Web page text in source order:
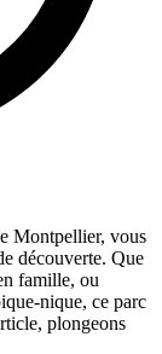
Montpellier, vous
découverte. Que
famille, ou
nique, ce parc
plongeons